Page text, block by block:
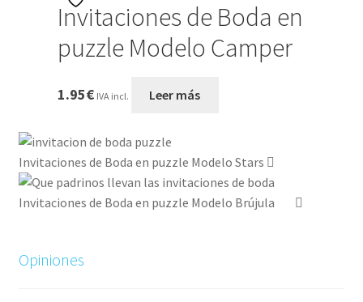
Invitaciones de Boda en
puzzle Modelo Camper
1.95€ IVA incl. Leer más
Invitaciones de Boda en puzzle Modelo Stars
Invitaciones de Boda en puzzle Modelo Brújula
Opiniones